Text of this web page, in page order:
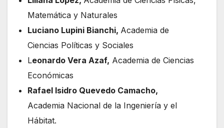
Matemática y Naturales
Luciano Lupini Bianchi, Academia de
Ciencias Políticas y Sociales
Leonardo Vera Azaf, Academia de Ciencias
Económicas
Rafael Isidro Quevedo Camacho,
Academia Nacional de la Ingeniería y el
Hábitat.